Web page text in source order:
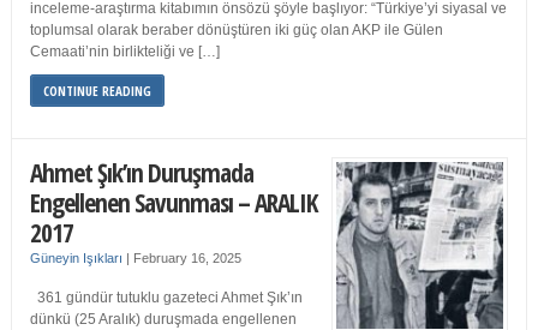
inceleme-araştırma kitabımın önsözü şöyle başlıyor: “Türkiye’yi siyasal ve
toplumsal olarak beraber dönüştüren iki güç olan AKP ile Gülen
Cemaati’nin birlikteliği ve […]
CONTINUE READING
Ahmet Şık’ın Duruşmada
Engellenen Savunması – ARALIK
2017
Güneyin Işıkları | February 16, 2025
361 gündür tutuklu gazeteci Ahmet Şık’ın
dünkü (25 Aralık) duruşmada engellenen